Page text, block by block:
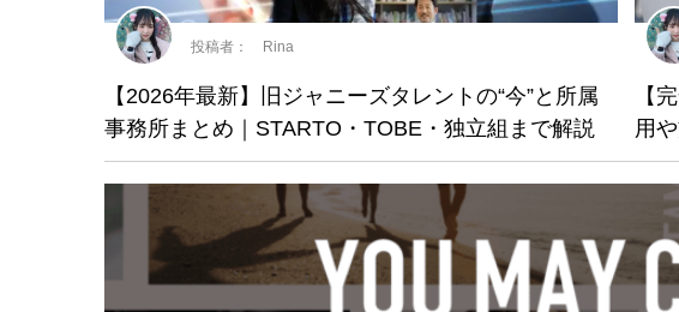
【2026年最新】旧ジャニーズタレントの“今”と所属
事務所まとめ｜STARTO・TOBE・独立組まで解説
投稿者： Rina
【
用